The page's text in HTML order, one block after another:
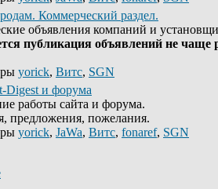
Коммерческий раздел.
объявления компаний и
публикация объявлений не чаще
yorick, Витс, SGN
Digest и форума
работы сайта и форума.
предложения, пожелания.
yorick, JaWa, Витс, fonaref, SGN